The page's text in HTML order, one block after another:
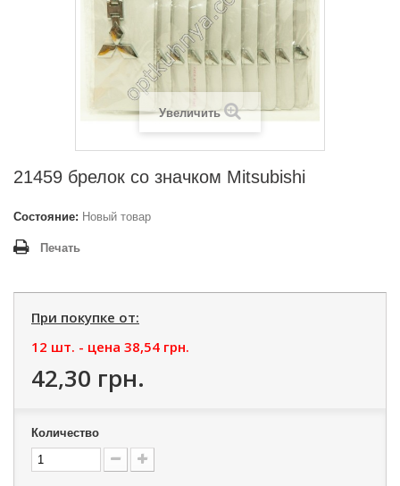
Увеличить
21459 брелок со значком Mitsubishi
Состояние: Новый товар
Печать
При покупке от:
12 шт. - цена 38,54 грн.
42,30 грн.
Количество